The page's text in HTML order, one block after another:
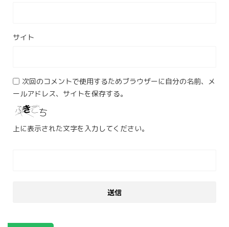
サイト
次回のコメントで使用するためブラウザーに自分の名前、メ
ールアドレス、サイトを保存する。
上に表示された文字を入力してください。